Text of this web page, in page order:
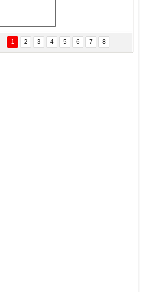
Levent Ertekin
Medyanın Dijital Savaş Alanı
Tanıtım
Filmi
1 2 3 4 5 6 7 8